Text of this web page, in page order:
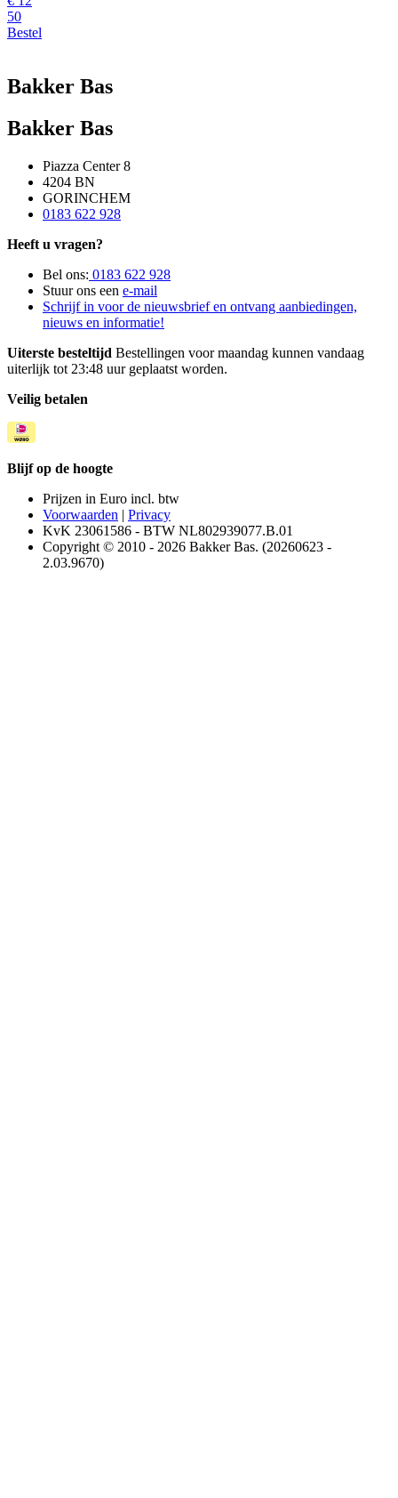
50
Bestel
Bakker Bas
Bakker Bas
Piazza Center 8
4204 BN
GORINCHEM
0183 622 928
Heeft u vragen?
Bel ons: 0183 622 928
Stuur ons een e-mail
Schrijf in voor de nieuwsbrief en ontvang aanbiedingen,
nieuws en informatie!
Uiterste besteltijd Bestellingen voor maandag kunnen vandaag
uiterlijk tot 23:48 uur geplaatst worden.
Veilig betalen
Blijf op de hoogte
Prijzen in Euro incl. btw
Voorwaarden | Privacy
KvK 23061586 - BTW NL802939077.B.01
Copyright © 2010 - 2026 Bakker Bas. (20260623 -
2.03.9670)